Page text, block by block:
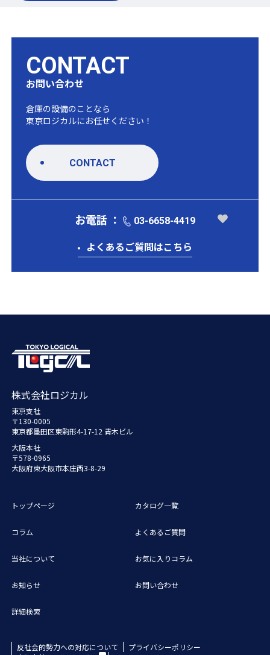
CONTACT
お問い合わせ
倉庫の設備のことなら
東京ロジカルにお任せください！
CONTACT
お電話 ： 03-6658-4419
よくあるご質問はこちら
株式会社ロジカル
東京支社
〒130-0005
東京都墨田区東駒形4-17-12 青木ビル
大阪本社
〒578-0965
大阪府東大阪市本庄西3-8-29
トップページ
コラム
当社について
お知らせ
詳細検索
カタログ一覧
よくあるご質問
お気に入りコラム
お問い合わせ
反社会的勢力への対応について
プライバシーポリシー